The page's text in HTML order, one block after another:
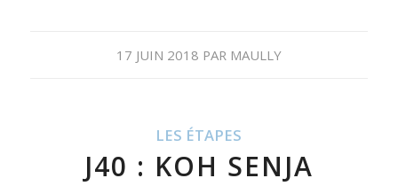
17 JUIN 2018 PAR MAULLY
LES ÉTAPES
J40 : KOH SENJA